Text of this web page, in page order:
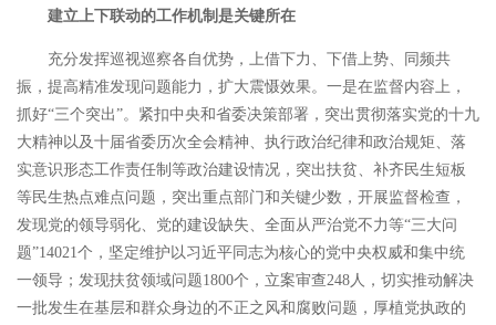
建立上下联动的工作机制是关键所在
充分发挥巡视巡察各自优势，上借下力、下借上势、同频共
振，提高精准发现问题能力，扩大震慑效果。一是在监督内容上，
抓好“三个突出”。紧扣中央和省委决策部署，突出贯彻落实党的十九
大精神以及十届省委历次全会精神、执行政治纪律和政治规矩、落
实意识形态工作责任制等政治建设情况，突出扶贫、补齐民生短板
等民生热点难点问题，突出重点部门和关键少数，开展监督检查，
发现党的领导弱化、党的建设缺失、全面从严治党不力等“三大问
题”14021个，坚定维护以习近平同志为核心的党中央权威和集中统
一领导；发现扶贫领域问题1800个，立案审查248人，切实推动解决
一批发生在基层和群众身边的不正之风和腐败问题，厚植党执政的